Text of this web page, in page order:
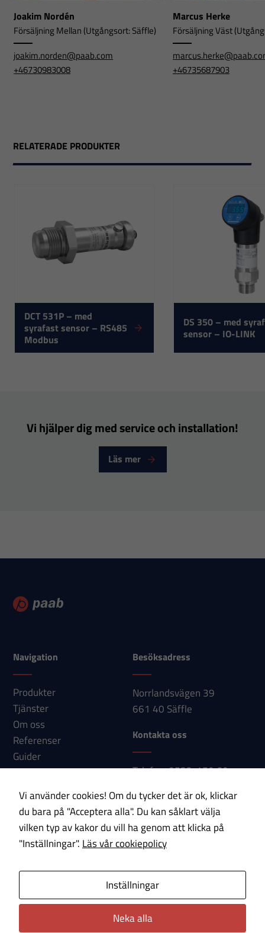
Joakim Nordén
Försäljning Mellan (Utgångsort: Säffle)
joakim.norden@paab.com
+46730983008
Marcus Herke
Försäljning Väst
+46735687903
RELATERADE PRODUKTER
DCT 531P – med
syrafast sensor – RS485
Modbus
DS 350 – med
sensor – IO-LINK
Vi hjälper dig med service och installation!
Läs mer
Navigation
Produkter
Tjänster
Om oss
Referenser
Guider
Nyheter
Kontakt
Besöksadress
Norrlandsvägen 39
661 40 Säffle
Kontakta oss
Telefon: 0533-150 60
info@paab.com
Prenumerera på vårt nyhetsbrev!
E-post
Om cookies
Vi använder cookies! Om du tycker det är ok, klickar
du bara på "Acceptera alla". Du kan såklart välja
vilken typ av kakor du vill ha genom att klicka på
"Inställningar". Läs vår cookiepolicy
Inställningar
Neka alla
över huvud
taget ska
hemsidans
hemsidan
Upplevelse
hemsida ska
bra som
ditt besök.
Om du nekar
dessa
cookies
funktionalitet
att försvinna
hemsidan.